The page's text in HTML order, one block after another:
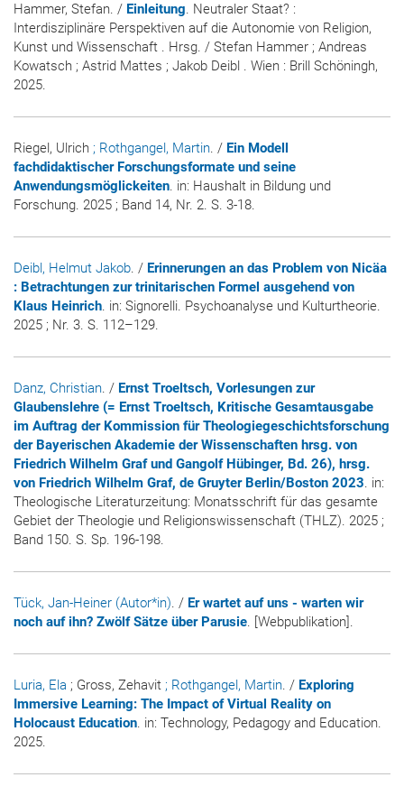
Hammer, Stefan. / Einleitung. Neutraler Staat? :
Interdisziplinäre Perspektiven auf die Autonomie von Religion,
Kunst und Wissenschaft . Hrsg. / Stefan Hammer ; Andreas
Kowatsch ; Astrid Mattes ; Jakob Deibl . Wien : Brill Schöningh,
2025.
Riegel, Ulrich ; Rothgangel, Martin. / Ein Modell
fachdidaktischer Forschungsformate und seine
Anwendungsmöglickeiten. in: Haushalt in Bildung und
Forschung. 2025 ; Band 14, Nr. 2. S. 3-18.
Deibl, Helmut Jakob. / Erinnerungen an das Problem von Nicäa
: Betrachtungen zur trinitarischen Formel ausgehend von
Klaus Heinrich. in: Signorelli. Psychoanalyse und Kulturtheorie.
2025 ; Nr. 3. S. 112–129.
Danz, Christian. / Ernst Troeltsch, Vorlesungen zur
Glaubenslehre (= Ernst Troeltsch, Kritische Gesamtausgabe
im Auftrag der Kommission für Theologiegeschichtsforschung
der Bayerischen Akademie der Wissenschaften hrsg. von
Friedrich Wilhelm Graf und Gangolf Hübinger, Bd. 26), hrsg.
von Friedrich Wilhelm Graf, de Gruyter Berlin/Boston 2023. in:
Theologische Literaturzeitung: Monatsschrift für das gesamte
Gebiet der Theologie und Religionswissenschaft (THLZ). 2025 ;
Band 150. S. Sp. 196-198.
Tück, Jan-Heiner (Autor*in). / Er wartet auf uns - warten wir
noch auf ihn? Zwölf Sätze über Parusie. [Webpublikation].
Luria, Ela ; Gross, Zehavit ; Rothgangel, Martin. / Exploring
Immersive Learning: The Impact of Virtual Reality on
Holocaust Education. in: Technology, Pedagogy and Education.
2025.